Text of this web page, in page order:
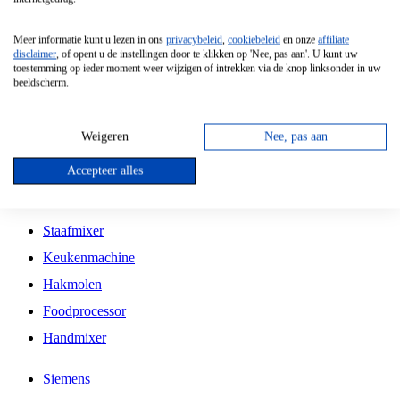
Vrijstaande Magnetron
Vrijstaande Kookplaat
Inbouw Gaskookplaat
Inbouw Keramische Kookplaat
Kookplaat Accessoires
Staafmixer
Keukenmachine
Hakmolen
Foodprocessor
Handmixer
Siemens
Meer informatie kunt u lezen in ons privacybeleid, cookiebeleid en onze affiliate
disclaimer, of opent u de instellingen door te klikken op 'Nee, pas aan'. U kunt uw
toestemming op ieder moment weer wijzigen of intrekken via de knop linksonder in uw
beeldscherm.
Weigeren Nee, pas aan
Accepteer alles